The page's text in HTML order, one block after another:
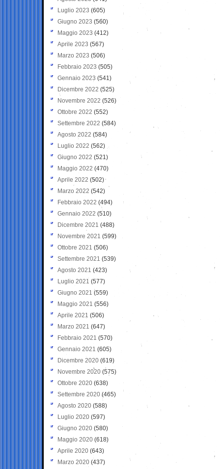
Luglio 2023 (605)
Giugno 2023 (560)
Maggio 2023 (412)
Aprile 2023 (567)
Marzo 2023 (506)
Febbraio 2023 (505)
Gennaio 2023 (541)
Dicembre 2022 (525)
Novembre 2022 (526)
Ottobre 2022 (552)
Settembre 2022 (584)
Agosto 2022 (584)
Luglio 2022 (562)
Giugno 2022 (521)
Maggio 2022 (470)
Aprile 2022 (502)
Marzo 2022 (542)
Febbraio 2022 (494)
Gennaio 2022 (510)
Dicembre 2021 (488)
Novembre 2021 (599)
Ottobre 2021 (506)
Settembre 2021 (539)
Agosto 2021 (423)
Luglio 2021 (577)
Giugno 2021(559)
Maggio 2021 (556)
Aprile 2021 (506)
Marzo 2021 (647)
Febbraio 2021 (570)
Gennaio 2021 (605)
Dicembre 2020 (619)
Novembre 2020 (575)
Ottobre 2020 (638)
Settembre 2020(465)
Agosto 2020 (588)
Luglio 2020 (597)
Giugno 2020 (580)
Maggio 2020 (618)
Aprile 2020 (643)
Marzo 2020 (437)